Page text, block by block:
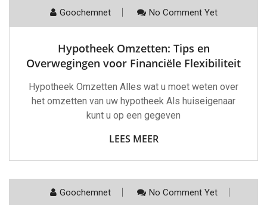
Goochemnet No Comment Yet
Hypotheek Omzetten: Tips en
Overwegingen voor Financiële Flexibiliteit
Hypotheek Omzetten Alles wat u moet weten over
het omzetten van uw hypotheek Als huiseigenaar
kunt u op een gegeven
LEES MEER
Goochemnet
No Comment Yet